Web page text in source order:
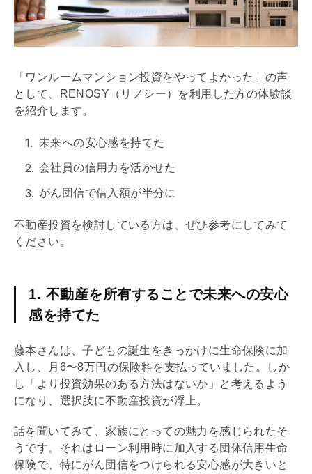
「ワンルームマンション投資をやってよかった」の声
として、RENOSY（リノシー）を利用した方の体験談
を紹介します。
未来への安心感を持てた
会社員の信用力を活かせた
がん団信で借入額が半分に
不動産投資を検討している方は、ぜひ参考にしてみて
ください。
1. 不動産を所有することで未来への安心
感を持てた
藤本さんは、子どもの誕生をきっかけに生命保険に加
入し、月6〜8万円の保険料を支払っていました。しか
し「より投資効果のある方法はないか」と考えるよう
になり、選択肢に不動産投資が浮上。
話を聞いてみて、家族にとっての魅力を感じられたそ
うです。それはローン利用時に加入する 団体信用生命
保険で、特にがん団信をつけられる安心感が大きいと